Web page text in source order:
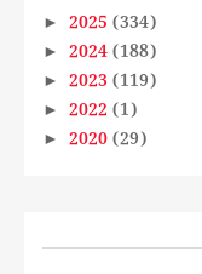
► 2025 (334)
► 2024(188)
► 2023 (119)
► 2022 (1)
► 2020(29)